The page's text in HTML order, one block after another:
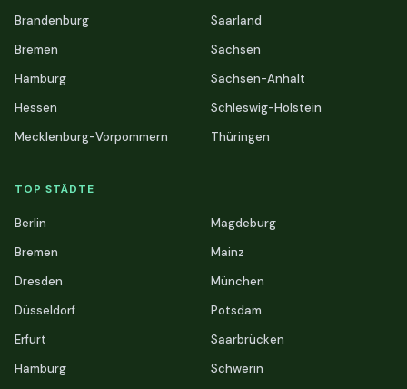
Brandenburg
Bremen
Hamburg
Hessen
Mecklenburg-Vorpommern
Saarland
Sachsen
Sachsen-Anhalt
Schleswig-Holstein
Thüringen
TOP STÄDTE
Berlin
Bremen
Dresden
Düsseldorf
Erfurt
Hamburg
Magdeburg
Mainz
München
Potsdam
Saarbrücken
Schwerin